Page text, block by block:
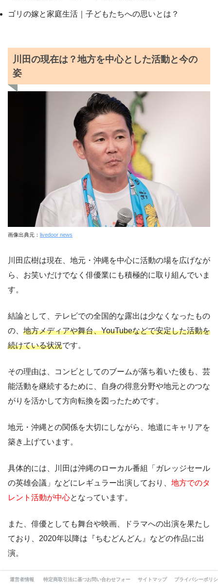
ゴリの嫁と家庭生活｜子どもたちへの思いとは？
川田の現在は？地方を中心とした活動と今の
姿
画像出典元： livedoor news
川田広樹は現在、地元・沖縄を中心に活動の場を広げなが
ら、お笑いだけでなく俳優業にも積極的に取り組んでいま
す。
結論として、テレビでの全国的な露出は少なくなったもの
の、 地方メディアや舞台、YouTubeなどで安定した活動を
続けている状況です。
その理由は、コンビとしてのブームが落ち着いた後も、芸
能活動を継続するために、自身の得意分野や地元とのつな
がりを活かして方向転換を図ったためです。
地元・沖縄との関係を大切にしながら、地道にキャリアを
築き上げています。
具体的には、川田は沖縄のローカル番組「ガレッジセール
の英雄会議」などにレギュラー出演しており、 地方でのタ
レント活動が中心となっています。
また、俳優としても舞台や映画、ドラマへの出演を果たし
ており、2020年以降は『ちむどんどん』などの作品に出
演。
さらには、沖縄県の復帰50周年記念プロジェクトなどに
運営者情報 特定商取引法に基づく表記お問い合わせフォーム サイトマップ プライバシーポリ